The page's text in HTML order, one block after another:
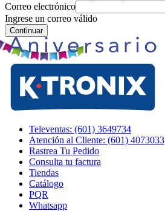
Correo electrónico
Ingrese un correo válido
Continuar
Televentas: (601) 3649734
Atención al Cliente: (601) 4073033
Rastrea Tu Pedido
Consulta tu factura
Tiendas
Catálogo
PQR
Whatsapp